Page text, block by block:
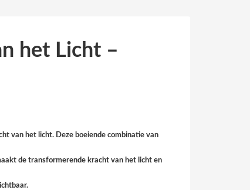
het Licht –
van het licht. Deze boeiende combinatie van
de transformerende kracht van het licht en